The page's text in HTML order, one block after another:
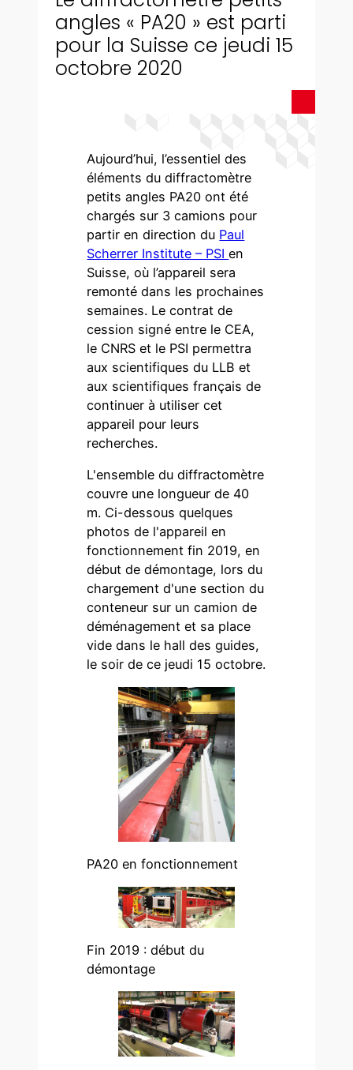
angles « PA20 » est parti
pour la Suisse ce jeudi 15
octobre 2020
Aujourd’hui, l’essentiel des
éléments du diffractomètre
petits angles PA20 ont été
chargés sur 3 camions pour
partir en direction du Paul
Scherrer Institute – PSIen
Suisse, où l’appareil sera
remonté dans les prochaines
semaines. Le contrat de
cession signé entre le CEA,
le CNRS et le PSI permettra
aux scientifiques du LLB et
aux scientifiques français de
continuer à utiliser cet
appareil pour leurs
recherches.
L'ensemble du diffractomètre
couvre une longueur de 40
m. Ci-dessous quelques
photos de l'appareil en
fonctionnement fin 2019, en
début de démontage, lors du
chargement d'une section du
conteneur sur un camion de
déménagement et sa place
vide dans le hall des guides,
le soir de ce jeudi 15 octobre.
PA20 en fonctionnement
Fin 2019 : début du
démontage